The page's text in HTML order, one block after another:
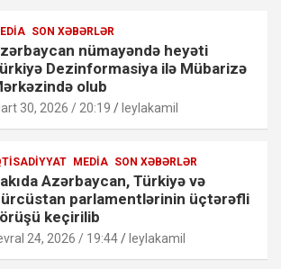
SON XƏBƏRLƏR
nümayəndə heyəti
Dezinformasiya ilə Mübarizə
olub
30, 2026 / 20:19 leylakamil
MEDIA SON XƏBƏRLƏR
Azərbaycan, Türkiyə və
parlamentlərinin üçtərəfli
keçirilib
24, 2026 / 19:44 leylakamil